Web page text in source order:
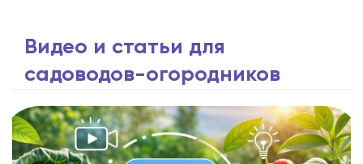
Видео и статьи для
садоводов-огородников